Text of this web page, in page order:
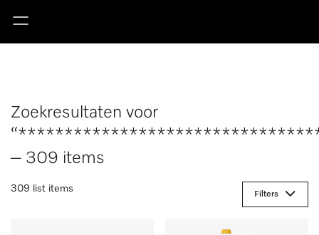
Zoekresultaten voor
– 309 items
309 list items
Filters